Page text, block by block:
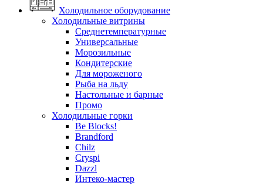
Холодильное оборудование
Холодильные витрины
Среднетемпературные
Универсальные
Морозильные
Кондитерские
Для мороженого
Рыба на льду
Настольные и барные
Промо
Холодильные горки
Be Blocks!
Brandford
Chilz
Cryspi
Dazzl
Интеко-мастер